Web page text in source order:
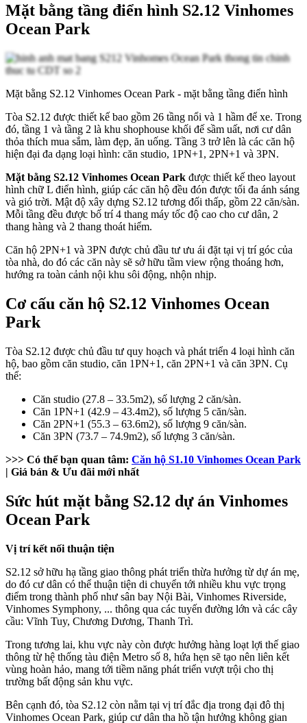
Mặt bằng tầng điển hình S2.12 Vinhomes
Ocean Park
Mặt bằng S2.12 Vinhomes Ocean Park - mặt bằng tầng điển hình
Tòa S2.12 được thiết kế bao gồm 26 tầng nổi và 1 hầm để xe. Trong
đó, tầng 1 và tầng 2 là khu shophouse khối đế sầm uất, nơi cư dân
thỏa thích mua sắm, làm đẹp, ăn uống. Tầng 3 trở lên là các căn hộ
hiện đại đa dạng loại hình: căn studio, 1PN+1, 2PN+1 và 3PN.
Mặt bằng S2.12 Vinhomes Ocean Park được thiết kế theo layout
hình chữ L điển hình, giúp các căn hộ đều đón được tối đa ánh sáng
và gió trời. Mật độ xây dựng S2.12 tương đối thấp, gồm 22 căn/sàn.
Mỗi tầng đều được bố trí 4 thang máy tốc độ cao cho cư dân, 2
thang hàng và 2 thang thoát hiểm.
Căn hộ 2PN+1 và 3PN được chủ đầu tư ưu ái đặt tại vị trí góc của
tòa nhà, do đó các căn này sẽ sở hữu tầm view rộng thoáng hơn,
hướng ra toàn cảnh nội khu sôi động, nhộn nhịp.
Cơ cấu căn hộ S2.12 Vinhomes Ocean
Park
Tòa S2.12 được chủ đầu tư quy hoạch và phát triển 4 loại hình căn
hộ, bao gồm căn studio, căn 1PN+1, căn 2PN+1 và căn 3PN. Cụ
thể:
Căn studio (27.8 – 33.5m2), số lượng 2 căn/sàn.
Căn 1PN+1 (42.9 – 43.4m2), số lượng 5 căn/sàn.
Căn 2PN+1 (55.3 – 63.6m2), số lượng 9 căn/sàn.
Căn 3PN (73.7 – 74.9m2), số lượng 3 căn/sàn.
>>> Có thể bạn quan tâm: Căn hộ S1.10 Vinhomes Ocean Park
| Giá bán & Ưu đãi mới nhất
Sức hút mặt bằng S2.12 dự án Vinhomes
Ocean Park
Vị trí kết nối thuận tiện
S2.12 sở hữu hạ tầng giao thông phát triển thừa hưởng từ dự án mẹ,
do đó cư dân có thể thuận tiện di chuyển tới nhiều khu vực trọng
điểm trong thành phố như sân bay Nội Bài, Vinhomes Riverside,
Vinhomes Symphony, ... thông qua các tuyến đường lớn và các cây
cầu: Vĩnh Tuy, Chương Dương, Thanh Trì.
Trong tương lai, khu vực này còn được hưởng hàng loạt lợi thế giao
thông từ hệ thống tàu điện Metro số 8, hứa hẹn sẽ tạo nên liên kết
vùng hoàn hảo, mang tới tiềm năng phát triển vượt trội cho thị
trường bất động sản khu vực.
Bên cạnh đó, tòa S2.12 còn nằm tại vị trí đắc địa trong đại đô thị
Vinhomes Ocean Park, giúp cư dân tha hồ tận hưởng không gian